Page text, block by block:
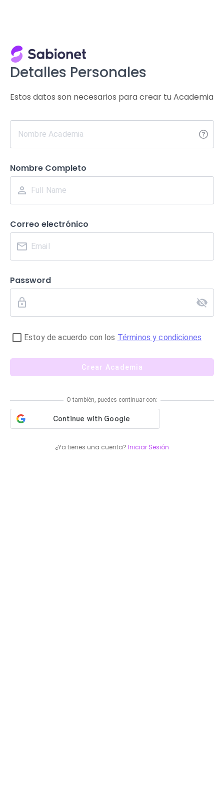
Detalles Personales
Estos datos son necesarios para crear tu Academia
Nombre Completo
Correo electrónico
Password
Estoy de acuerdo con los Términos y condiciones
Crear Academia
O también, puedes continuar con:
¿Ya tienes una cuenta? Iniciar Sesión